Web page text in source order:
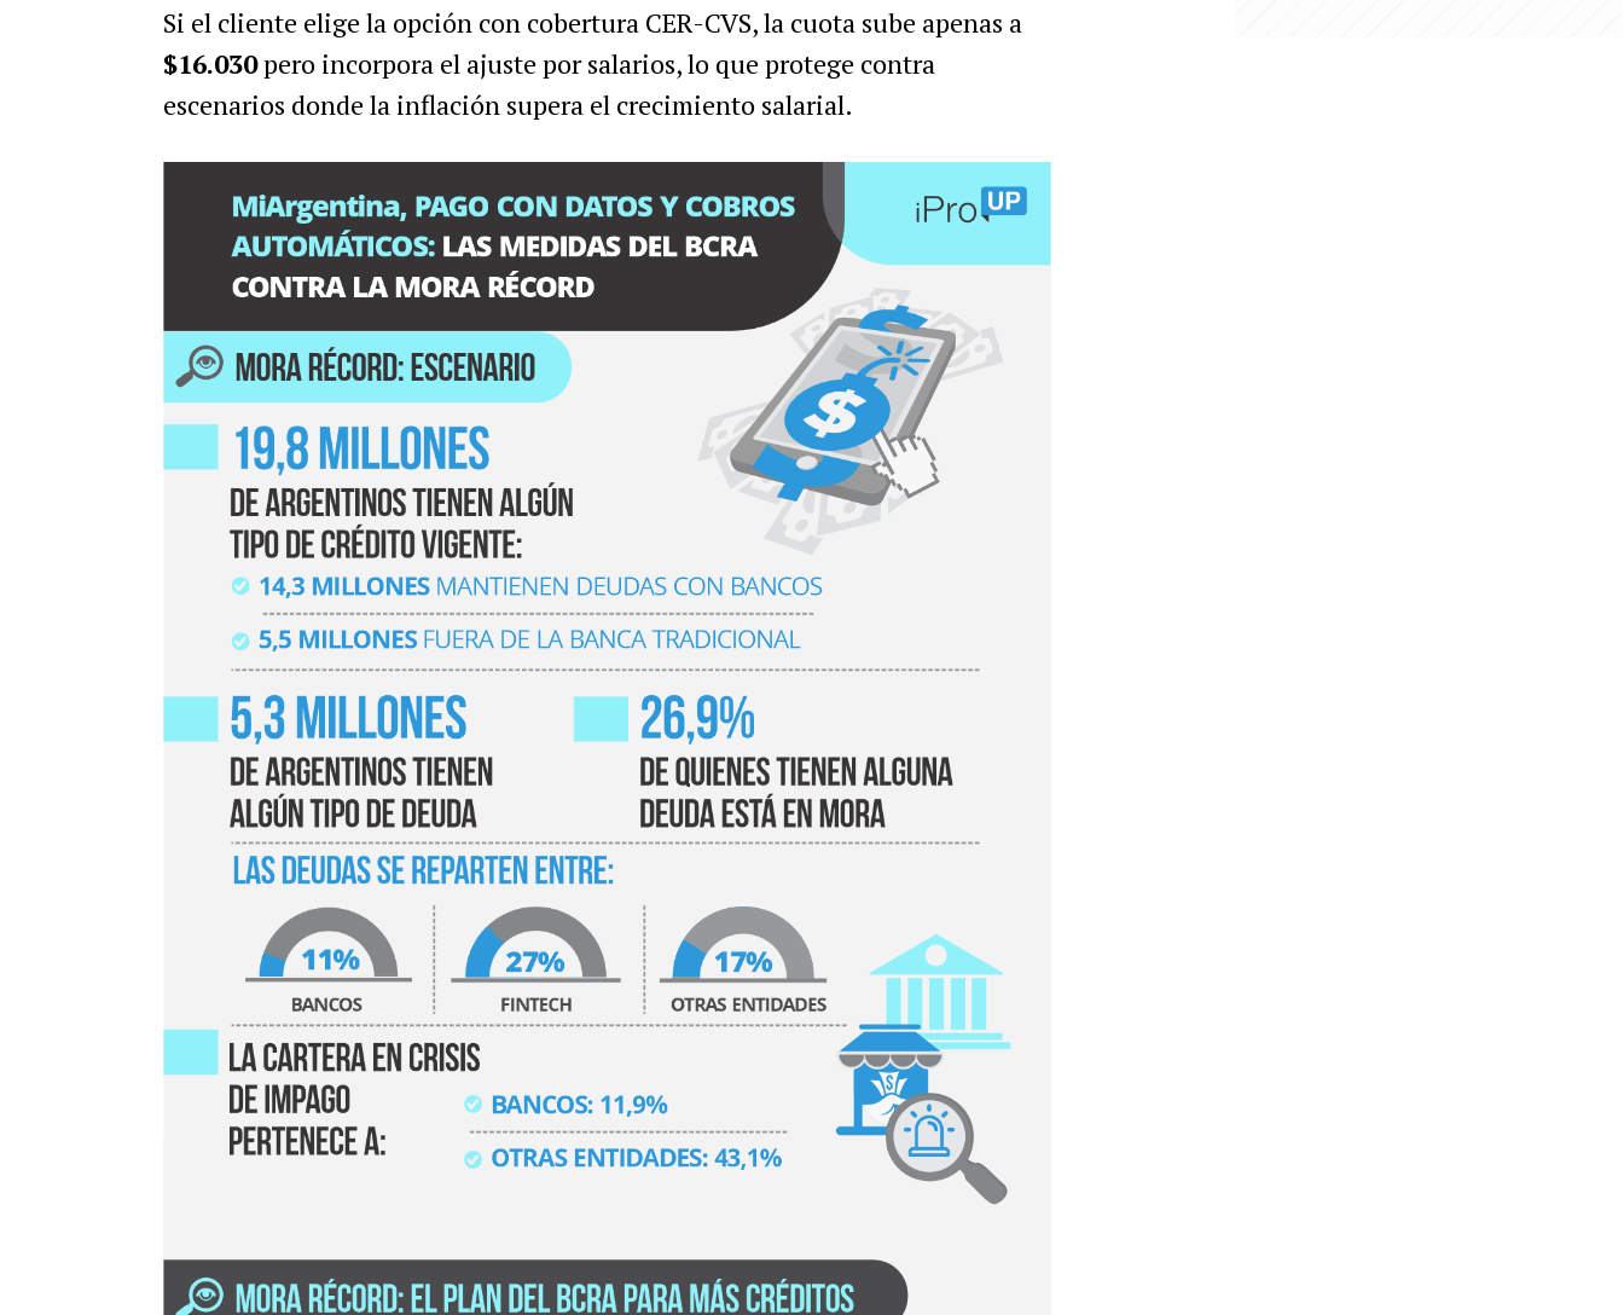
Si el cliente elige la opción con cobertura CER-CVS, la cuota sube apenas a
$16.030pero incorpora el ajuste por salarios, lo que protege contra
escenarios donde la inflación supera el crecimiento salarial.